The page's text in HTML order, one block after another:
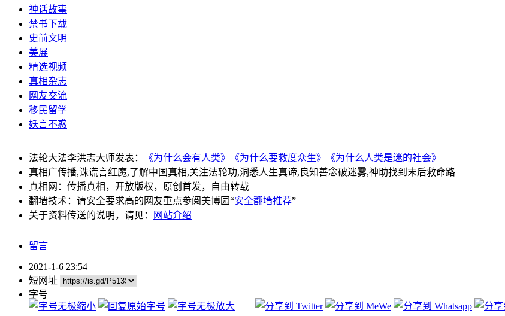
神话故事
禁书下载
史前文明
美展
精选视频
真相杂志
网友交流
移民留学
妖言不惑
法轮大法李洪志大师发表： 《为什么会有人类》 《为什么要救度众生》
《为什么人类是迷的社会》
真相广传播,诛谎言红魔,了解中国真相,关注法轮功,洞悉人生真谛,良知善念破迷雾,神助找到末后救命路
真相网：传播真相，开放版权，原创首发，自由转载
翻墙技术：请安全要求高的网友重点参阅美博园“安全翻墙推荐”
关于资料传送的说明，请见：
网站介绍
留言
2021-1-6 23:54
短网址
字号